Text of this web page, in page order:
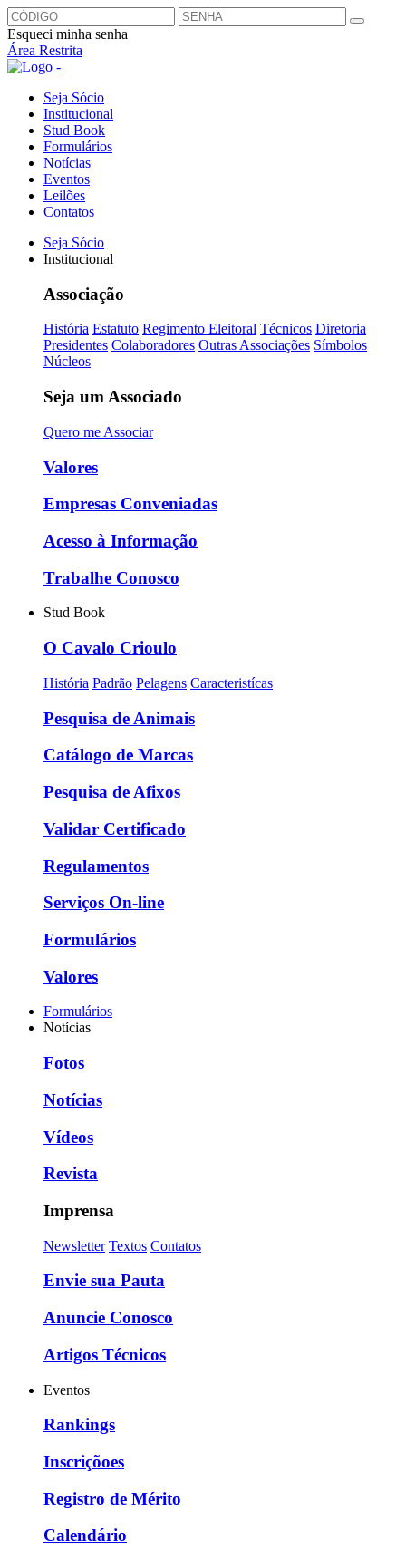
Esqueci minha senha
Área Restrita
Seja Sócio
Institucional
Stud Book
Formulários
Notícias
Eventos
Leilões
Contatos
Seja Sócio
Institucional
Associação
História Estatuto Regimento Eleitoral Técnicos Diretoria
Presidentes Colaboradores Outras Associações Símbolos
Núcleos
Seja um Associado
Quero me Associar
Valores
Empresas Conveniadas
Acesso à Informação
Trabalhe Conosco
Stud Book
O Cavalo Crioulo
História Padrão Pelagens Caracteristícas
Pesquisa de Animais
Catálogo de Marcas
Pesquisa de Afixos
Validar Certificado
Regulamentos
Serviços On-line
Formulários
Valores
Formulários
Notícias
Fotos
Notícias
Vídeos
Revista
Imprensa
Newsletter Textos Contatos
Envie sua Pauta
Anuncie Conosco
Artigos Técnicos
Eventos
Rankings
Inscriçõoes
Registro de Mérito
Calendário